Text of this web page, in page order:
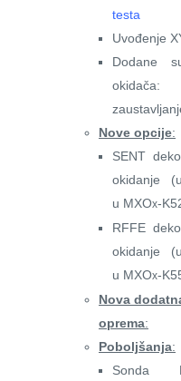
testa
Uvođenje
Dodane
Nove opcije:
SENT
okidanje
u MXOx-
RFFE
okidanje
u MXOx-
Nova
oprema:
Poboljšanja:
Sonda